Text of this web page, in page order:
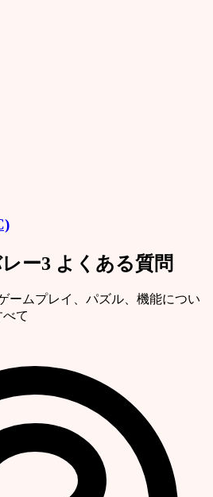
ー3 よくある質問
ームプレイ、パズル、機能につい
て